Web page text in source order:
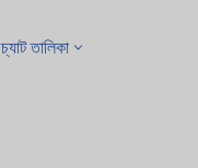
চ্যাট তালিকা